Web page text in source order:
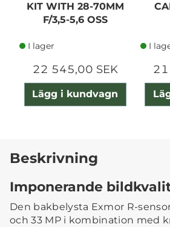
KIT WITH 28-70MM
F/3,5-5,6 OSS
I lager
22 545,00 SEK
Lägg i kundvagn
I
Beskrivning
Imponerande
Den bakbelysta Exmor R-
och 33 MP i kombination med